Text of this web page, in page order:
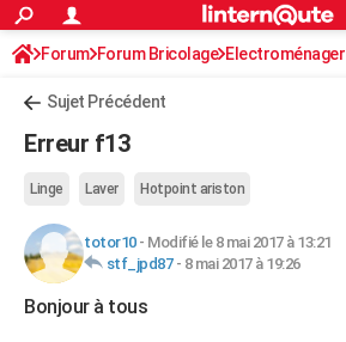
ACTUALITÉS
Politique
Société
Faits Divers
Education
Monde
Villes
+
AUTO
Essais
Réserver un essai
Citadines
Berlines
SUV
Forum auto
+HIGH-TECH
Mobiles
Meilleur smartphone
Internet
Ordinateurs
Jeux vidéo
Guide high-tech
+BRICOLAGE
S'inscrire
Connexion
Forum Forum Bricolage Electroménager
Sujet Précédent
Erreur f13
Linge Laver Hotpoint ariston
totor10- Modifié le 8 mai 2017 à 13:21
stf_jpd87- 8 mai 2017 à 19:26
Bonjour à tous